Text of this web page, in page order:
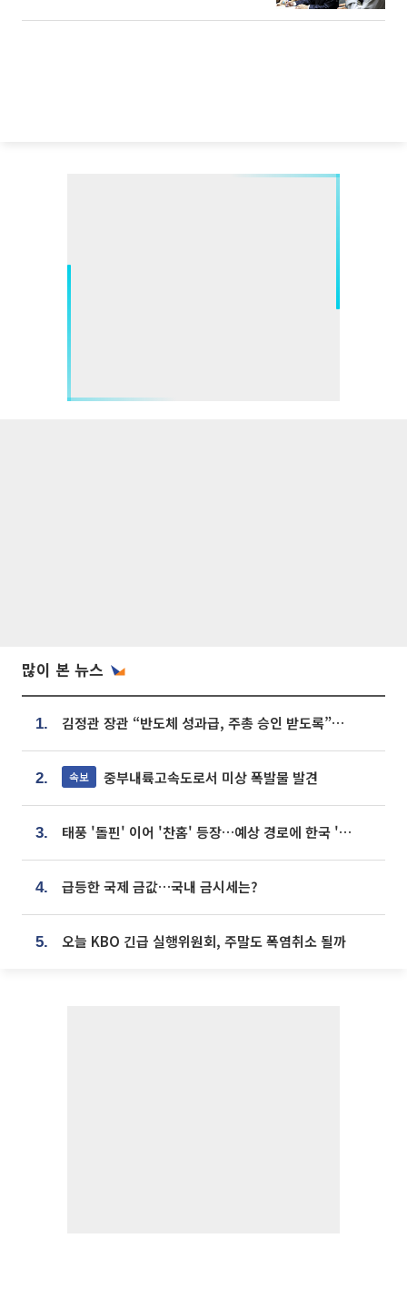
많이 본 뉴스
1. 김정관 장관 “반도체 성과급, 주총 승인 받도록”…상법·자본시장법 개정 시사
2. 속보 중부내륙고속도로서 미상 폭발물 발견
3. 태풍 '돌핀' 이어 '찬홈' 등장…예상 경로에 한국 '한숨'
4. 급등한 국제 금값…국내 금시세는?
5. 오늘 KBO 긴급 실행위원회, 주말도 폭염취소 될까